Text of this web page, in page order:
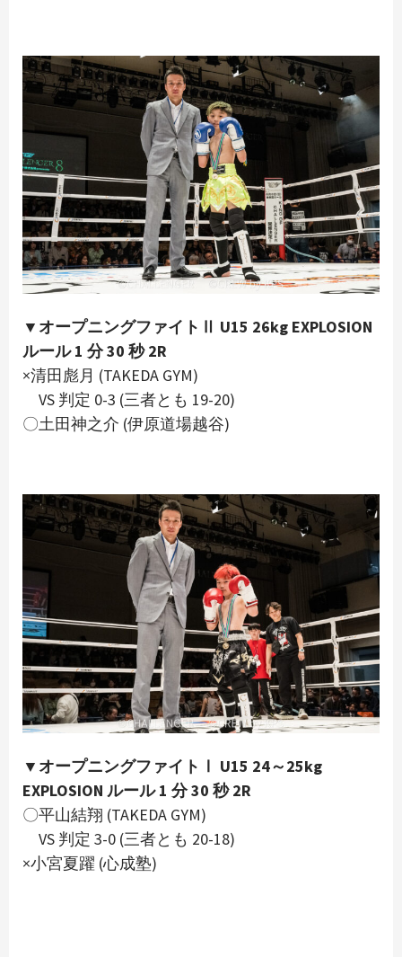
▼オープニングファイトⅡ U15 26kg EXPLOSION
ルール 1 分 30 秒 2R
×清田彪月 (TAKEDA GYM)
VS 判定 0-3 (三者とも 19-20)
〇土田神之介 (伊原道場越谷)
▼オープニングファイトⅠ U15 24～25kg
EXPLOSION ルール 1 分 30 秒 2R
〇平山結翔 (TAKEDA GYM)
VS 判定 3-0 (三者とも 20-18)
×小宮夏躍 (心成塾)